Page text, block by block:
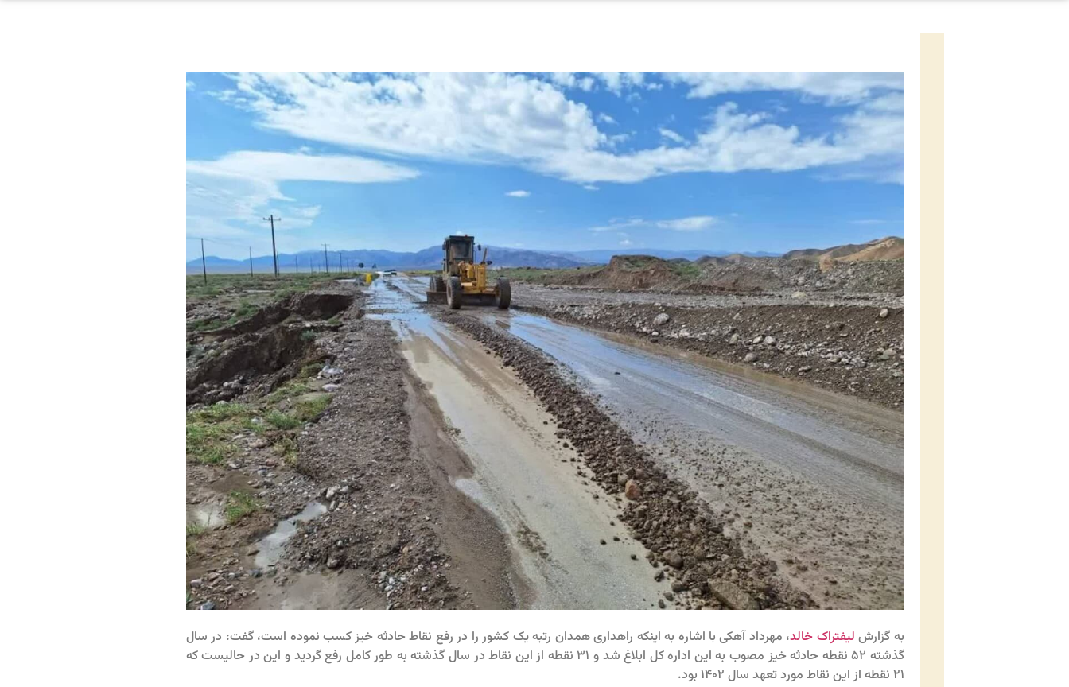
به گزارش لیفتراک خالد، مهردادآهکیبا اشاره به اینکه راهداری همدان رتبه یک کشور را در رفع نقاط حادثه خیز کسب نموده است، گفت: در سال
گذشته ۵۲ نقطه حادثه خیز مصوب به این اداره کل ابلاغ شد و ۳۱ نقطه از این نقاط در سال گذشته به طور کامل رفع گردید و این در حالیست که
۲۱ نقطه از این نقاط مورد تعهد سال ۱۴۰۲ بود.